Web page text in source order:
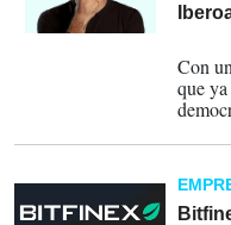
Con
que
una